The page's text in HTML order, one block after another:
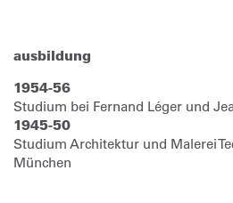
ausbildung
1954-56
Studium bei Fernand Léger und
1945-50
Studium Architektur und Malerei
München